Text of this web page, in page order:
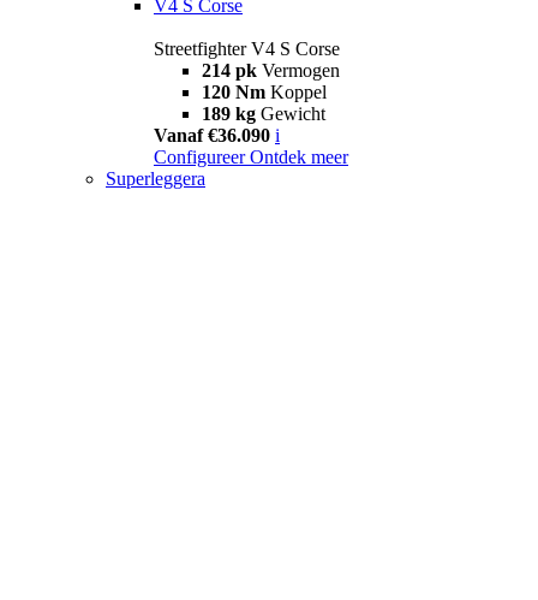
V4 S Corse
Streetfighter V4 S Corse
214 pk Vermogen
120 Nm Koppel
189 kg Gewicht
Vanaf €36.090 i
Configureer Ontdek meer
Superleggera